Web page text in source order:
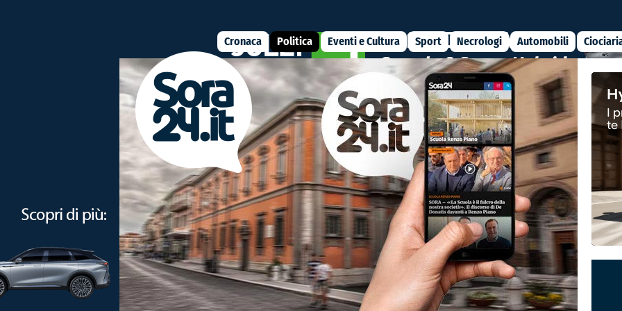
Cronaca Politica Eventi e Cultura Sport Necrologi Automobili